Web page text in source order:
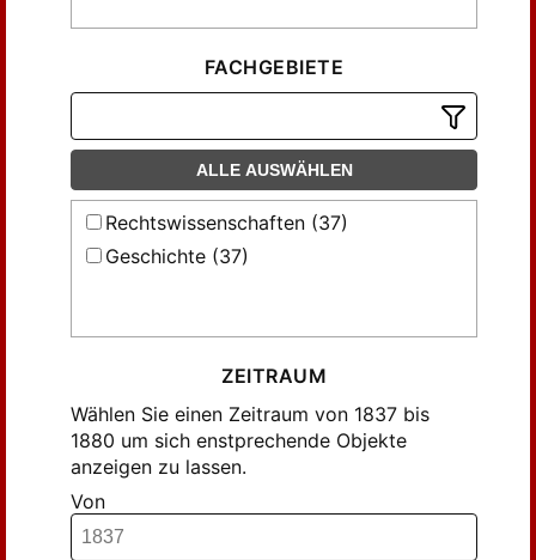
FACHGEBIETE
ALLE AUSWÄHLEN
Rechtswissenschaften (37)
Geschichte (37)
ZEITRAUM
Wählen Sie einen Zeitraum von 1837 bis
1880 um sich enstprechende Objekte
anzeigen zu lassen.
Von